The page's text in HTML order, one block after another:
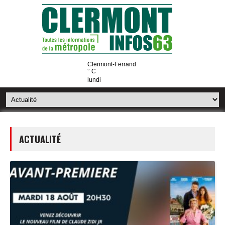
Clermont-Ferrand
° C
lundi
ACTUALITÉ